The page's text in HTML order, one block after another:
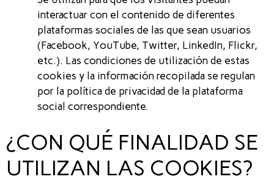
interactuar con el contenido de diferentes
plataformas sociales de las que sean usuarios
(Facebook, YouTube, Twitter, LinkedIn, Flickr,
etc.). Las condiciones de utilización de estas
cookies y la información recopilada se regulan
por la política de privacidad de la plataforma
social correspondiente.
¿CON QUÉ FINALIDAD SE
UTILIZAN LAS COOKIES?